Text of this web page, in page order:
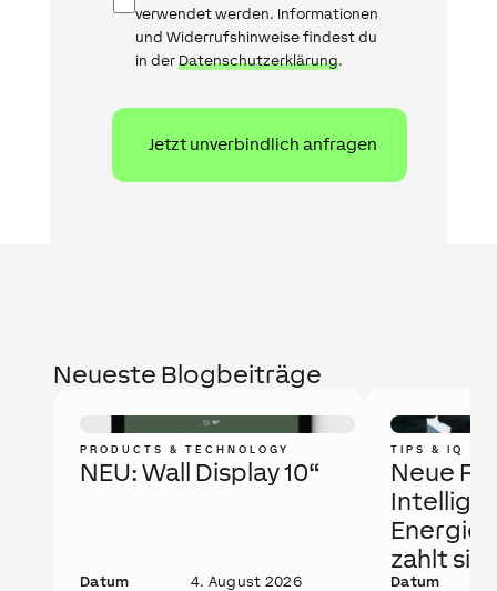
verwendet werden. Informationen
und Widerrufshinweise findest du
in der Datenschutzerklärung.
Neueste Blogbeiträge
PRODUCTS & TECHNOLOGY
NEU: Wall Display 10“
Datum 4. August 2026
TIPS & IQ
Neue
zahlt
Datum